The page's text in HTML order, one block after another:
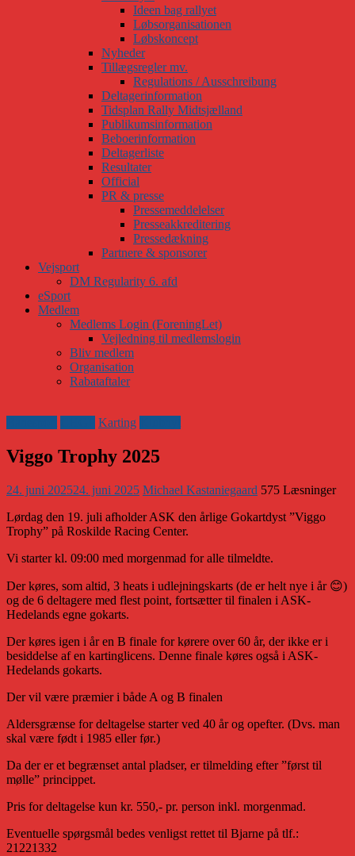
Ideen bag rallyet
Løbsorganisationen
Løbskoncept
Nyheder
Tillægsregler mv.
Regulations / Ausschreibung
Deltagerinformation
Tidsplan Rally Midtsjælland
Publikumsinformation
Beboerinformation
Deltagerliste
Resultater
Official
PR & presse
Pressemeddelelser
Presseakkreditering
Pressedækning
Partnere & sponsorer
Vejsport
DM Regularity 6. afd
eSport
Medlem
Medlems Login (ForeningLet)
Vejledning til medlemslogin
Bliv medlem
Organisation
Rabataftaler
Karting
Viggo Trophy 2025
24. juni 202524. juni 2025 Michael Kastaniegaard 575 Læsninger
Lørdag den 19. juli afholder ASK den årlige Gokartdyst ”Viggo
Trophy” på Roskilde Racing Center.
Vi starter kl. 09:00 med morgenmad for alle tilmeldte.
Der køres, som altid, 3 heats i udlejningskarts (de er helt nye i år 😊)
og de 6 deltagere med flest point, fortsætter til finalen i ASK-
Hedelands egne gokarts.
Der køres igen i år en B finale for kørere over 60 år, der ikke er i
besiddelse af en kartinglicens. Denne finale køres også i ASK-
Hedelands gokarts.
Der vil være præmier i både A og B finalen
Aldersgrænse for deltagelse starter ved 40 år og opefter. (Dvs. man
skal være født i 1985 eller før.)
Da der er et begrænset antal pladser, er tilmelding efter ”først til
mølle” princippet.
Pris for deltagelse kun kr. 550,- pr. person inkl. morgenmad.
Eventuelle spørgsmål bedes venligst rettet til Bjarne på tlf.:
21221332